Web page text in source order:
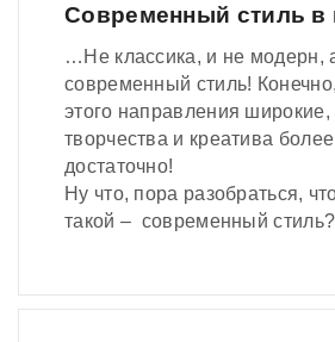
Современный стиль в
…Не классика, и не модерн,
современный стиль!
этого направления широкие,
творчества и креатива
достаточно!
Ну что, пора разобраться,
такой – современный стиль?